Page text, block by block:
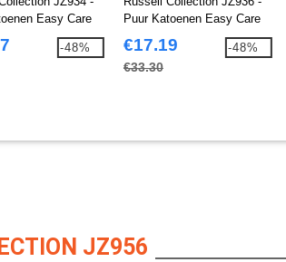
Easy Care
Met Lange
-48%
Puur Katoenen Easy Care
Poplin Overhemd Met Lange
Mouwen
€17.19
€33.30
-48%
JZ956